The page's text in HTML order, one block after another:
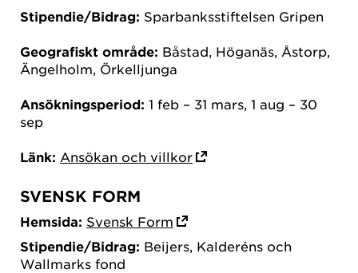
Stipendie/Bidrag: Sparbanksstiftelsen Gripen
Geografiskt område: Båstad, Höganäs, Åstorp,
Ängelholm, Örkelljunga
Ansökningsperiod: 1 feb – 31 mars, 1 aug – 30
sep
Länk: Ansökan och villkor
SVENSK FORM
Hemsida: Svensk Form
Stipendie/Bidrag: Beijers, Kalderéns och
Wallmarks fond